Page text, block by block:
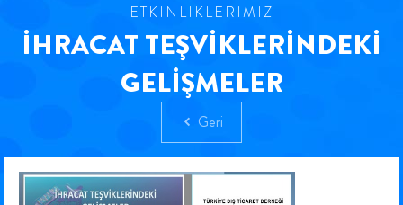
ETKİNLİKLERİMİZ
İHRACAT TEŞVİKLERİNDEKİ
GELİŞMELER
Geri